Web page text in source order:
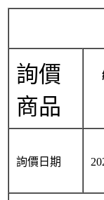
詢價
商品
詢價 日期